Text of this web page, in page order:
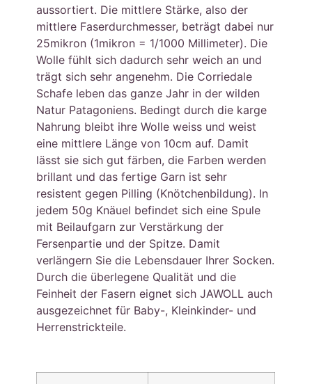
aussortiert. Die mittlere Stärke, also der
mittlere Faserdurchmesser, beträgt dabei nur
25mikron (1mikron = 1/1000 Millimeter). Die
Wolle fühlt sich dadurch sehr weich an und
trägt sich sehr angenehm. Die Corriedale
Schafe leben das ganze Jahr in der wilden
Natur Patagoniens. Bedingt durch die karge
Nahrung bleibt ihre Wolle weiss und weist
eine mittlere Länge von 10cm auf. Damit
lässt sie sich gut färben, die Farben werden
brillant und das fertige Garn ist sehr
resistent gegen Pilling (Knötchenbildung). In
jedem 50g Knäuel befindet sich eine Spule
mit Beilaufgarn zur Verstärkung der
Fersenpartie und der Spitze. Damit
verlängern Sie die Lebensdauer Ihrer Socken.
Durch die überlegene Qualität und die
Feinheit der Fasern eignet sich JAWOLL auch
ausgezeichnet für Baby-, Kleinkinder- und
Herrenstrickteile.